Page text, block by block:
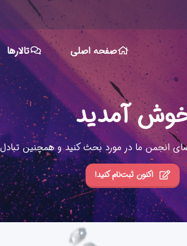
صفحه اصلی تالارها
آمدید
انجمن ما در مورد بحث کنید و همچنین
اکنون ثبت‌نام کنید!